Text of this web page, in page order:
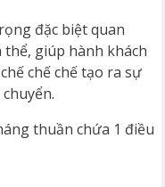
đặc biệt quan
giúp hành khách
chế chế tạo ra sự
thuần chứa 1 điều